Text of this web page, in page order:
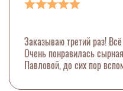
Заказываю третий раз!
Очень понравилась
Павловой, до сих пор